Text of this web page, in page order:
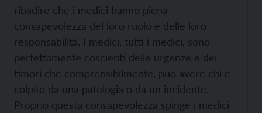
ribadire che i medici hanno piena
consapevolezza del loro ruolo e delle loro
responsabilità. I medici, tutti i medici, sono
perfettamente coscienti delle urgenze e dei
timori che comprensibilmente, può avere chi è
colpito da una patologia o da un incidente.
Proprio questa consapevolezza spinge i medici